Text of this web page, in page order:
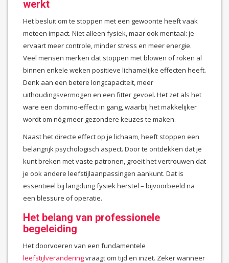
werkt
Het besluit om te stoppen met een gewoonte heeft vaak
meteen impact. Niet alleen fysiek, maar ook mentaal: je
ervaart meer controle, minder stress en meer energie.
Veel mensen merken dat stoppen met blowen of roken al
binnen enkele weken positieve lichamelijke effecten heeft.
Denk aan een betere longcapaciteit, meer
uithoudingsvermogen en een fitter gevoel. Het zet als het
ware een domino-effect in gang, waarbij het makkelijker
wordt om nóg meer gezondere keuzes te maken.
Naast het directe effect op je lichaam, heeft stoppen een
belangrijk psychologisch aspect. Door te ontdekken dat je
kunt breken met vaste patronen, groeit het vertrouwen dat
je ook andere leefstijlaanpassingen aankunt. Dat is
essentieel bij langdurig fysiek herstel – bijvoorbeeld na
een blessure of operatie.
Het belang van professionele
begeleiding
Het doorvoeren van een fundamentele
leefstijlveranderingvraagt om tijd en inzet. Zeker wanneer